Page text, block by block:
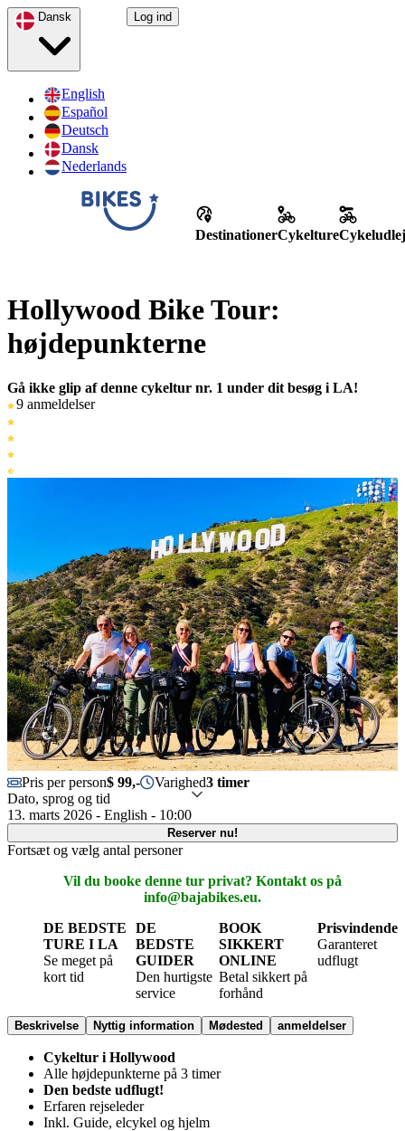
English
Español
Deutsch
Dansk
Nederlands
Log ind
DestinationerCykelture
Hollywood Bike Tour:
højdepunkterne
Gå ikke glip af denne cykeltur nr. 1 under dit besøg i LA!
9 anmeldelser
Pris per person$ 99,- Varighed3 timer
Dato, sprog og tid
13. marts 2026 - English - 10:00
Reserver nu!
Fortsæt og vælg antal personer
Vil du booke denne tur privat? Kontakt os på
info@bajabikes.eu.
DE BEDSTE
TURE I LA
Se meget på
kort tid
DE
BEDSTE
GUIDER
Den hurtigste
service
BOOK
SIKKERT
ONLINE
Betal sikkert på
forhånd
Prisvindende
Garanteret
udflugt
Beskrivelse Nyttig information Mødested anmeldelser
Cykeltur i Hollywood
Alle højdepunkterne på 3 timer
Den bedste udflugt!
Erfaren rejseleder
Inkl. Guide, elcykel og hjelm